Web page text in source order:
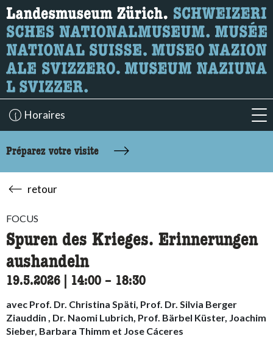
Recherche
Ici, vous pouvez rechercher le contenu de la page.
Horaires
Préparez votre visite
retour
FOCUS
Spuren des Krieges. Erinnerungen
aushandeln
19.5.2026 14:00 accessibility.time_to
– 18:30
avec Prof. Dr. Christina Späti, Prof. Dr. Silvia Berger
Ziauddin , Dr. Naomi Lubrich, Prof. Bärbel Küster, Joachim
Sieber, Barbara Thimm et Jose Cáceres